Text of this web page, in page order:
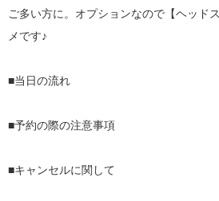
ご多い方に。オプションなので【ヘッド
メです♪
■当日の流れ
■予約の際の注意事項
■キャンセルに関して